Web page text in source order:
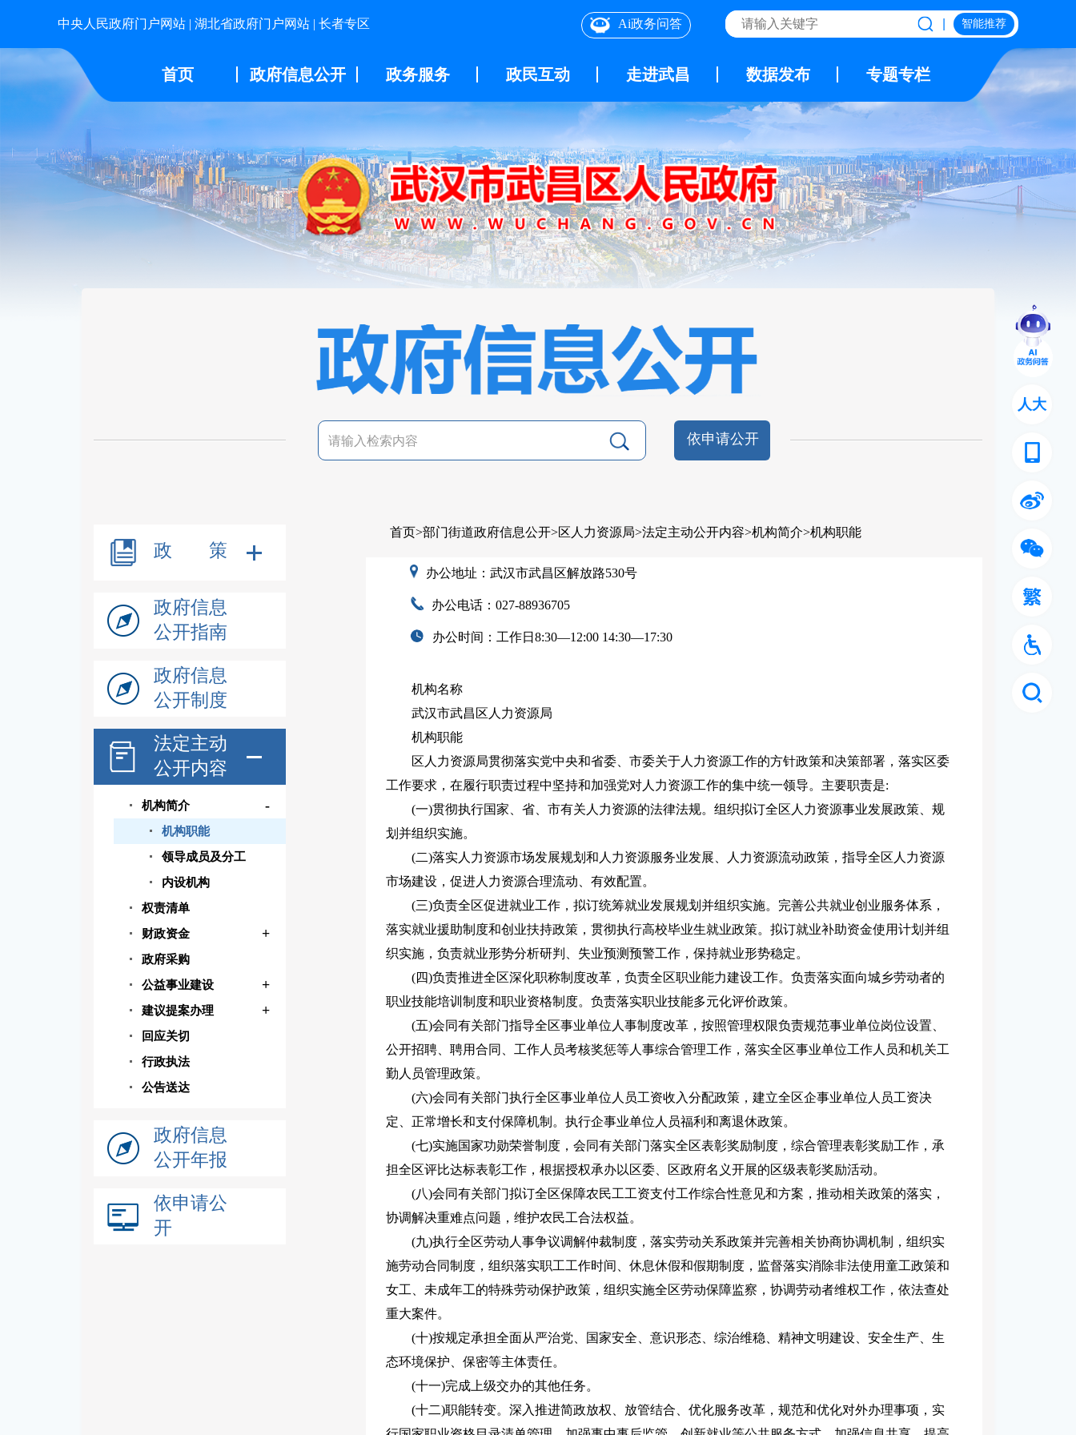
Ai政务问答
中央人民政府门户网站 | 湖北省政府门户网站 | 长者专区 智能推荐
首页 政府信息公开 政务服务 政民互动 走进武昌 数据发布 专题专栏
依申请公开
政 策
政府信息
公开指南
政府信息
公开制度
法定主动
公开内容
机构简介 -
机构职能
领导成员及分工
内设机构
权责清单
财政资金
+
政府采购
公益事业建设
+
建议提案办理 +
回应关切
行政执法
公告送达
政府信息
公开年报
依申请公
开
首页>部门街道政府信息公开>区人力资源局>法定主动公开内容>机构简介>机构职能
办公地址：武汉市武昌区解放路530号
办公电话：027-88936705
办公时间：工作日8:30—12:00 14:30—17:30
机构名称
武汉市武昌区人力资源局
机构职能
区人力资源局贯彻落实党中央和省委、市委关于人力资源工作的方针政策和决策部署，落实区委
工作要求，在履行职责过程中坚持和加强党对人力资源工作的集中统一领导。主要职责是:
(一)贯彻执行国家、省、市有关人力资源的法律法规。组织拟订全区人力资源事业发展政策、规
划并组织实施。
(二)落实人力资源市场发展规划和人力资源服务业发展、人力资源流动政策，指导全区人力资源
市场建设，促进人力资源合理流动、有效配置。
(三)负责全区促进就业工作，拟订统筹就业发展规划并组织实施。完善公共就业创业服务体系，
落实就业援助制度和创业扶持政策，贯彻执行高校毕业生就业政策。拟订就业补助资金使用计划并组
织实施，负责就业形势分析研判、失业预测预警工作，保持就业形势稳定。
(四)负责推进全区深化职称制度改革，负责全区职业能力建设工作。负责落实面向城乡劳动者的
职业技能培训制度和职业资格制度。负责落实职业技能多元化评价政策。
(五)会同有关部门指导全区事业单位人事制度改革，按照管理权限负责规范事业单位岗位设置、
公开招聘、聘用合同、工作人员考核奖惩等人事综合管理工作，落实全区事业单位工作人员和机关工
勤人员管理政策。
(六)会同有关部门执行全区事业单位人员工资收入分配政策，建立全区企事业单位人员工资决
定、正常增长和支付保障机制。执行企事业单位人员福利和离退休政策。
(七)实施国家功勋荣誉制度，会同有关部门落实全区表彰奖励制度，综合管理表彰奖励工作，承
担全区评比达标表彰工作，根据授权承办以区委、区政府名义开展的区级表彰奖励活动。
(八)会同有关部门拟订全区保障农民工工资支付工作综合性意见和方案，推动相关政策的落实，
协调解决重难点问题，维护农民工合法权益。
(九)执行全区劳动人事争议调解仲裁制度，落实劳动关系政策并完善相关协商协调机制，组织实
施劳动合同制度，组织落实职工工作时间、休息休假和假期制度，监督落实消除非法使用童工政策和
女工、未成年工的特殊劳动保护政策，组织实施全区劳动保障监察，协调劳动者维权工作，依法查处
重大案件。
(十)按规定承担全面从严治党、国家安全、意识形态、综治维稳、精神文明建设、安全生产、生
态环境保护、保密等主体责任。
(十一)完成上级交办的其他任务。
(十二)职能转变。深入推进简政放权、放管结合、优化服务改革，规范和优化对外办理事项，实
人大